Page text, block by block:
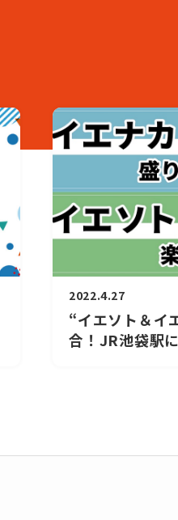
2022.4.27
“イエソト＆イ
合！JR池袋駅